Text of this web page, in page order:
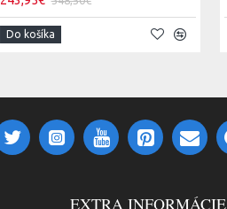
Do košíka
EXTRA INFORMÁCIE